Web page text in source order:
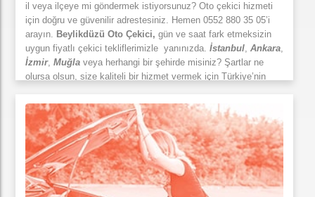
il veya ilçeye mi göndermek istiyorsunuz? Oto çekici hizmeti
için doğru ve güvenilir adrestesiniz. Hemen 0552 880 35 05’i
arayın. Beylikdüzü Oto Çekici, gün ve saat fark etmeksizin
uygun fiyatlı çekici tekliflerimizle yanınızda. İstanbul, Ankara,
İzmir, Muğlaveya herhangi bir şehirde misiniz? Şartlar ne
olursa olsun, size kaliteli bir hizmet vermek için Türkiye’nin
uygun seferi ve günü seçerek, ekonomik fiyat garantisi ile oto
çekici tekliflerimize ulaşmak artık çok basit. Mobil
uygulamamız ve web sitemiz üzerinden size uygun taşıma
seferlerini online olarak bulabilir, hizmet koşullarını
karşılaştırabilirsiniz. Bütçenize uygun teklifi seçmek sizin
elinizde! Araç taşımak hiç bu kadar kolay olmamıştı. Zaman
kaybetmeden, istek ve taleplerinizi hızlı bir şekilde çözmek için